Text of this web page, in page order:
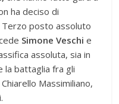
ha deciso di
posto assoluto
Simone Veschi e
assoluta, sia in
la battaglia fra gli
Massimiliano,